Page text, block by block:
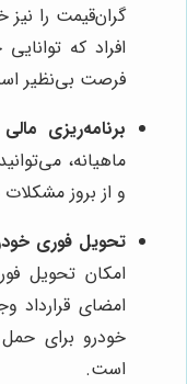
گران‌قیمت را نیز
افراد که
فرصت بی‌نظیر
برنامه‌ریزی
ماهیانه،
و از بروز
تحویل فوری
امکان تحویل
امضای قرارداد
خودرو برای حمل
است.